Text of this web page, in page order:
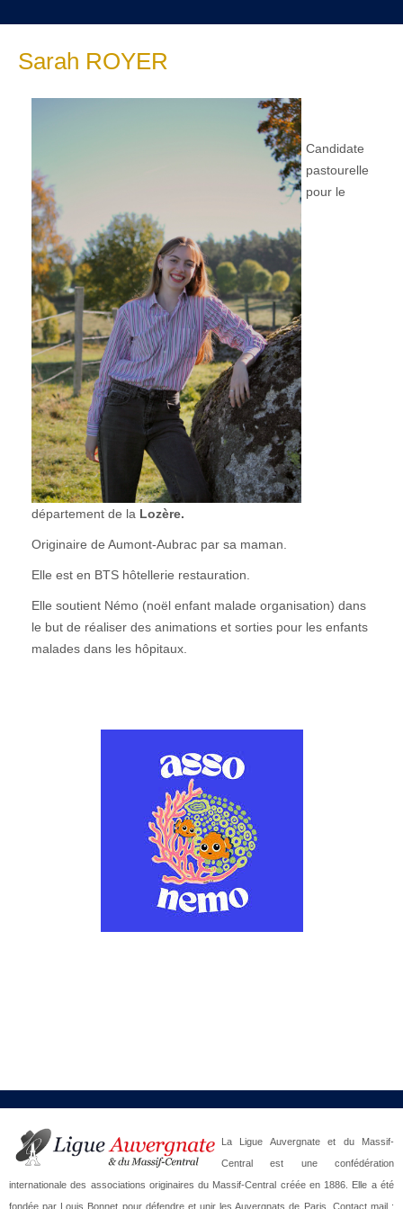
Sarah ROYER
Candidate
pastourelle
pour le
département de la Lozère.
Originaire de Aumont-Aubrac par sa maman.
Elle est en BTS hôtellerie restauration.
Elle soutient Némo (noël enfant malade organisation) dans
le but de réaliser des animations et sorties pour les enfants
malades dans les hôpitaux.
La Ligue Auvergnate et du Massif-
Central est une confédération
internationale des associations originaires du Massif-Central créée en 1886. Elle a été
fondée par Louis Bonnet pour défendre et unir les Auvergnats de Paris. Contact mail :